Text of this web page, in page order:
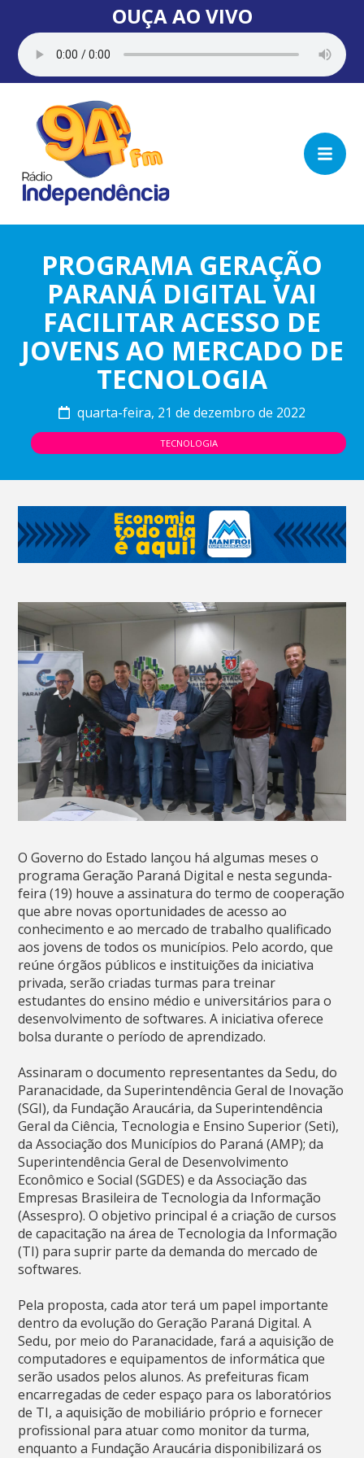
OUÇA AO VIVO
PROGRAMA GERAÇÃO
PARANÁ DIGITAL VAI
FACILITAR ACESSO DE
JOVENS AO MERCADO DE
TECNOLOGIA
quarta-feira, 21 de dezembro de 2022
TECNOLOGIA
O Governo do Estado lançou há algumas meses o
programa Geração Paraná Digital e nesta segunda-
feira (19) houve a assinatura do termo de cooperação
que abre novas oportunidades de acesso ao
conhecimento e ao mercado de trabalho qualificado
aos jovens de todos os municípios. Pelo acordo, que
reúne órgãos públicos e instituições da iniciativa
privada, serão criadas turmas para treinar
estudantes do ensino médio e universitários para o
desenvolvimento de softwares. A iniciativa oferece
bolsa durante o período de aprendizado.
Assinaram o documento representantes da Sedu, do
Paranacidade, da Superintendência Geral de Inovação
(SGI), da Fundação Araucária, da Superintendência
Geral da Ciência, Tecnologia e Ensino Superior (Seti),
da Associação dos Municípios do Paraná (AMP); da
Superintendência Geral de Desenvolvimento
Econômico e Social (SGDES) e da Associação das
Empresas Brasileira de Tecnologia da Informação
(Assespro). O objetivo principal é a criação de cursos
de capacitação na área de Tecnologia da Informação
(TI) para suprir parte da demanda do mercado de
softwares.
Pela proposta, cada ator terá um papel importante
dentro da evolução do Geração Paraná Digital. A
Sedu, por meio do Paranacidade, fará a aquisição de
computadores e equipamentos de informática que
serão usados pelos alunos. As prefeituras ficam
encarregadas de ceder espaço para os laboratórios
de TI, a aquisição de mobiliário próprio e fornecer
profissional para atuar como monitor da turma,
enquanto a Fundação Araucária disponibilizará os